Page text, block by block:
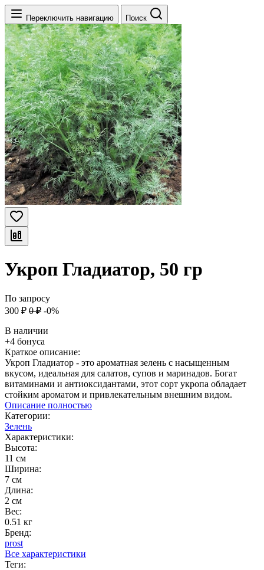
Переключить навигацию Поиск
Укроп Гладиатор, 50 гр
По запросу
300 ₽ 0 ₽ -0%
В наличии
+4 бонуса
Краткое описание:
Укроп Гладиатор - это ароматная зелень с насыщенным
вкусом, идеальная для салатов, супов и маринадов. Богат
витаминами и антиоксидантами, этот сорт укропа обладает
стойким ароматом и привлекательным внешним видом.
Описание полностью
Категории:
Зелень
Характеристики:
Высота:
11 см
Ширина:
7 см
Длина:
2 см
Вес:
0.51 кг
Бренд:
prost
Все характеристики
Теги: